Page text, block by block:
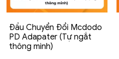
Đầu Chuyển Đổi Mcdodo
PD Adapater (Tự ngắt
thông minh)